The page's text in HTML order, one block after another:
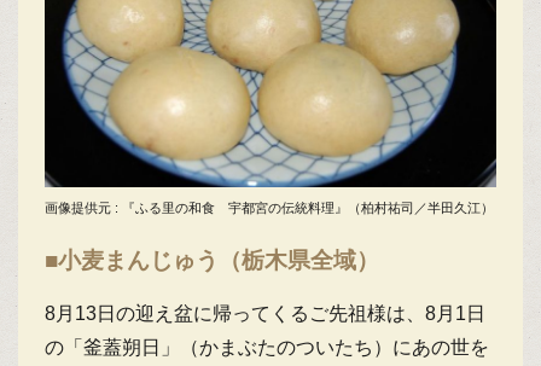
画像提供元 : 『ふる里の和食 宇都宮の伝統料理』（柏村祐司／半田久江）
■小麦まんじゅう（栃木県全域）
8月13日の迎え盆に帰ってくるご先祖様は、8月1日
の「釜蓋朔日」（かまぶたのついたち）にあの世を